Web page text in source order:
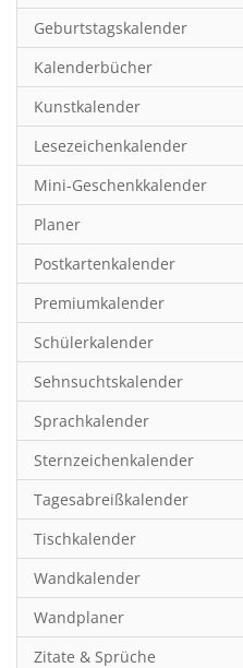
Frauen
Fußball
Gaming
Geburtstagskalender
Geschichte
Hobby & Basteln
Humor & Cartoon
Inspiration & Entspannung
Inspiration & Spiritualität
Kinderkalender
Kunst
Länder & Städte
Landschaft & Natur
Lifestyle
Literatur
Manga & Animé
Neutrale Kalender
Geburtstagskalender
Kalenderbücher
Kunstkalender
Lesezeichenkalender
Mini-Geschenkkalender
Planer
Postkartenkalender
Premiumkalender
Schülerkalender
Sehnsuchtskalender
Sprachkalender
Sternzeichenkalender
Tagesabreißkalender
Tischkalender
Wandkalender
Wandplaner
Zitate & Sprüche